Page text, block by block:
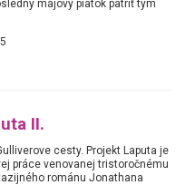
májový piatok patriť tým
II.
cesty. Projekt Laputa je
práce venovanej tristoročnému
románu Jonathana